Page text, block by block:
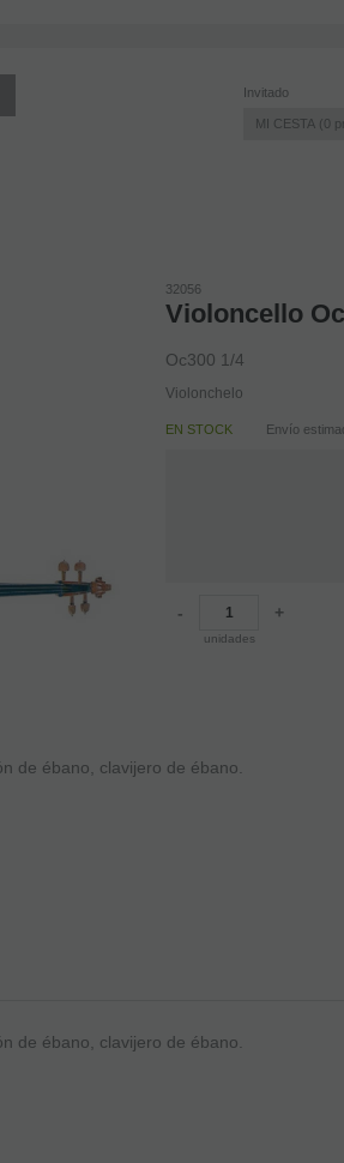
Invitado
MI CESTA 0
32056
Violoncello
Oc300 1/4
Violonchelo
EN STOCK Envío
-
unidades
+
de ébano, clavijero de ébano.
de ébano, clavijero de ébano.